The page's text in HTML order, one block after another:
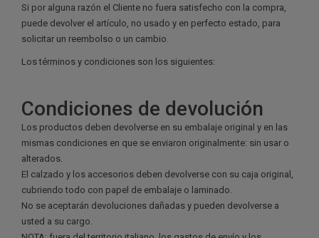
Si por alguna razón el Cliente no fuera satisfecho con la compra,
puede devolver el artículo, no usado y en perfecto estado, para
solicitar un reembolso o un cambio.
Los términos y condiciones son los siguientes:
Condiciones de devolución
Los productos deben devolverse en su embalaje original y en las
mismas condiciones en que se enviaron originalmente: sin usar o
alterados.
El calzado y los accesorios deben devolverse con su caja original,
cubriendo todo con papel de embalaje o laminado.
No se aceptarán devoluciones dañadas y pueden devolverse a
usted a su cargo.